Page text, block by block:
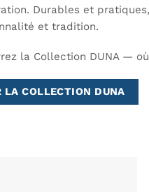
Durables et
et tradition.
la Collection DUNA —
LA COLLECTION DUNA